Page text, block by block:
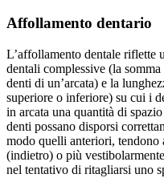
Affollamento dentario
L’affollamento dentale riflette
dentali complessive (la
denti di un’arcata) e la
superiore o inferiore) su cui i
in arcata una quantità di
denti possano disporsi
modo quelli anteriori,
(indietro) o più
nel tentativo di ritagliarsi uno